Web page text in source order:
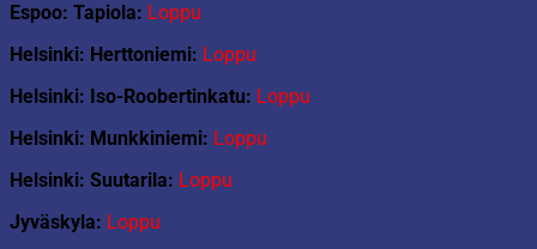
Espoo: Tapiola: Loppu
Helsinki: Herttoniemi: Loppu
Helsinki: Iso-Roobertinkatu: Loppu
Helsinki: Munkkiniemi: Loppu
Helsinki: Suutarila: Loppu
Jyväskyla: Loppu